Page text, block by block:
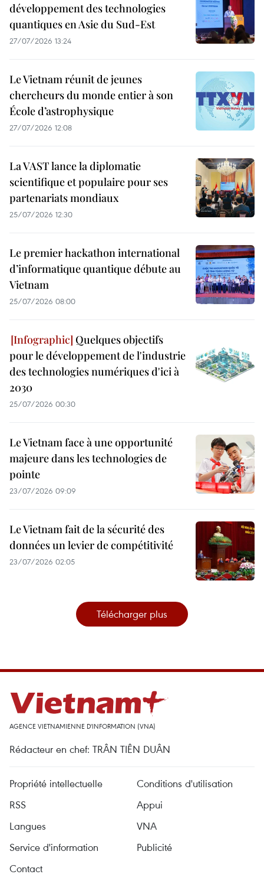
développement des technologies
quantiques en Asie du Sud-Est
27/07/2026 13:24
Le Vietnam réunit de jeunes
chercheurs du monde entier à son
École d’astrophysique
27/07/2026 12:08
La VAST lance la diplomatie
scientifique et populaire pour ses
partenariats mondiaux
25/07/2026 12:30
Le premier hackathon international
d’informatique quantique débute au
Vietnam
25/07/2026 08:00
Quelques objectifs
pour le développement de l'industrie
des technologies numériques d'ici à
2030
25/07/2026 00:30
Le Vietnam face à une opportunité
majeure dans les technologies de
pointe
23/07/2026 09:09
Le Vietnam fait de la sécurité des
données un levier de compétitivité
23/07/2026 02:05
Télécharger plus
AGENCE VIETNAMIENNE D'INFORMATION (VNA)
Rédacteur en chef: TRÂN TIÊN DUÂN
Propriété intellectuelle
Conditions d'utilisation
RSS
Appui
Langues
VNA
Service d'information
Publicité
Contact